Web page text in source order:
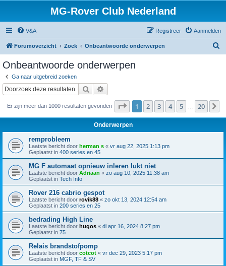
MG-Rover Club Nederland
V&A Aanmelden
Registreer
Forumoverzicht Zoek Onbeantwoorde onderwerpen
Onbeantwoorde onderwerpen
Ga naar uitgebreid zoeken
Zoek
Er zijn meer dan 1000 resultaten gevonden Pagina van 20
1 2 3 4 5 20
Onderwerpen
remprobleem
Laatste bericht door herman s « vr aug 22, 2025 1:13 pm
Geplaatst in 400 series en 45
MG F automaat opnieuw inleren lukt niet
Laatste bericht door Adriaan « zo aug 10, 2025 11:38 am
Geplaatst in Tech Info
Rover 216 cabrio gespot
Laatste bericht door rovik88 « zo okt 13, 2024 12:54 am
Geplaatst in 200 series en 25
bedrading High Line
Laatste bericht door hugos « di apr 16, 2024 8:27 pm
Geplaatst in 75
Relais brandstofpomp
Laatste bericht door cotcot « vr dec 29, 2023 5:17 pm
Geplaatst in MGF, TF & SV